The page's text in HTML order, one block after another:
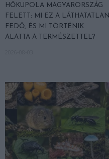
HŐKUPOLA MAGYARORSZÁG
FELETT: MI EZ A LÁTHATATLAN
FEDŐ, ÉS MI TÖRTÉNIK
ALATTA A TERMÉSZETTEL?